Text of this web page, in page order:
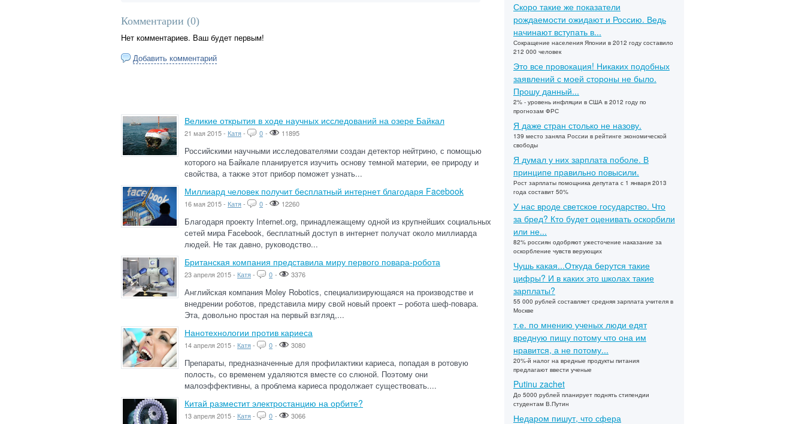
Комментарии (0)
Нет комментариев. Ваш будет первым!
Добавить комментарий
Великие открытия в ходе научных исследований на озере Байкал
21 мая 2015 - Катя- 0 - 11895
Российскими научными исследователями создан детектор нейтрино, с помощью
которого на Байкале планируется изучить основу темной материи, ее природу и
свойства, а также этот прибор поможет узнать...
Миллиард человек получит бесплатный интернет благодаря Facebook
16 мая 2015 - Катя- 0 - 12260
Благодаря проекту Internet.org, принадлежащему одной из крупнейших социальных
сетей мира Facebook, бесплатный доступ в интернет получат около миллиарда
людей. Не так давно, руководство...
Британская компания представила миру первого повара-робота
23 апреля 2015 - Катя- 0 - 3376
Английская компания Moley Robotics, специализирующаяся на производстве и
внедрении роботов, представила миру свой новый проект – робота шеф-повара.
Эта, довольно простая на первый взгляд,...
Нанотехнологии против кариеса
14 апреля 2015 - Катя- 0 - 3080
Препараты, предназначенные для профилактики кариеса, попадая в ротовую
полость, со временем удаляются вместе со слюной. Поэтому они
малоэффективны, а проблема кариеса продолжает существовать....
Китай разместит электростанцию на орбите?
13 апреля 2015 - Катя- 0 - 3066
Скоро такие же показатели
рождаемости ожидают и Россию. Ведь
начинают вступать в...
Сокращение населения Японии в 2012 году составило
212 000 человек
Это все провокация! Никаких подобных
заявлений с моей стороны не было.
Прошу данный...
2% - уровень инфляции в США в 2012 году по
прогнозам ФРС
Я даже стран столько не назову.
139 место заняла России в рейтинге экономической
свободы
Я думал у них зарплата поболе. В
принципе правильно повысили.
Рост зарплаты помощника депутата с 1 января 2013
года составит 50%
У нас вроде светское государство. Что
за бред? Кто будет оценивать оскорбили
или не...
82% россиян одобряют ужесточение наказание за
оскорбление чувств верующих
Чушь какая...Откуда берутся такие
цифры? И в каких это школах такие
зарплаты?
55 000 рублей составляет средняя зарплата учителя в
Москве
т.е. по мнению ученых люди едят
вредную пищу потому что она им
нравится, а не потому...
20%-й налог на вредные продукты питания
предлагают ввести ученые
Putinu zachet
До 5000 рублей планирует поднять стипендии
студентам В.Путин
Недаром пишут, что сфера